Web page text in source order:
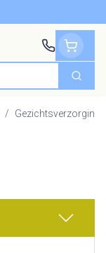
Zoek
/ Gezichtsverzorging